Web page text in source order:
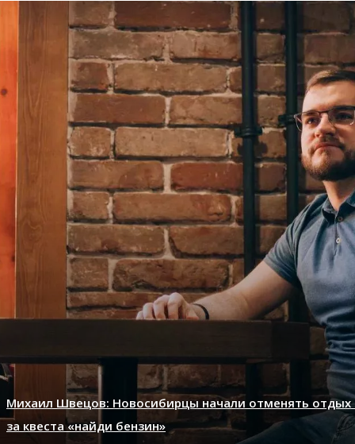
Михаил Швецов: Новосибирцы начали отменять отдых
за квеста «найди бензин»